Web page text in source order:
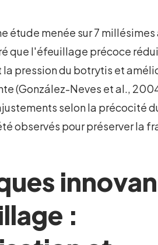
étude menée sur 7 millésimes
que l'éfeuillage précoce
pression du botrytis et
(González-Neves et al.,
selon la précocité
observés pour préserver la
: